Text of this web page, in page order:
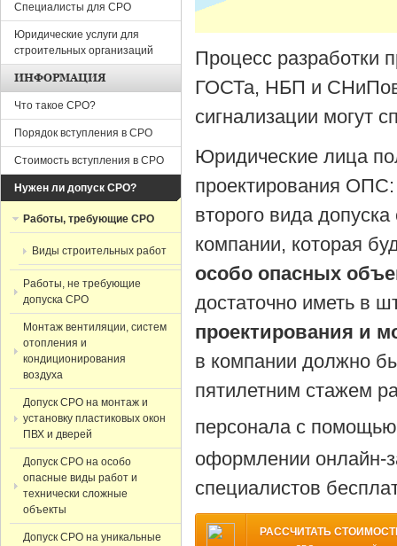
Процесс разработки
ГОСТа, НБП и СНиПов,
сигнализации могут
Юридические лица
проектирования
второго вида
компании, которая
особо опасных
достаточно иметь в
проектирования и
в компании должно
пятилетним стажем
персонала с
оформлении онлайн-
специалистов
РАССЧИТАТЬ
Специалисты для СРО
Юридические услуги для
строительных организаций
ИНФОРМАЦИЯ
Что такое СРО?
Порядок вступления в СРО
Стоимость вступления в СРО
Нужен ли допуск СРО?
Работы, требующие СРО
Виды строительных работ
Работы, не требующие
допуска СРО
Монтаж вентиляции, систем
отопления и
кондиционирования
воздуха
Допуск СРО на монтаж и
установку пластиковых окон
ПВХ и дверей
Допуск СРО на особо
опасные виды работ и
технически сложные
объекты
Допуск СРО на уникальные